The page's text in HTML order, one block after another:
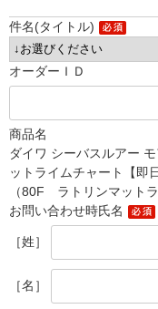
件名(タイトル)
オーダーＩＤ
商品名
ダイワ シーバスルアー
ットライムチャート【即
（80F ラトリンマットラ
お問い合わせ時氏名
［姓］
［名］